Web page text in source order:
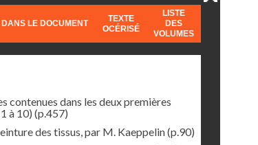
LE DOCUMENT
TEXTE
OCÉRISÉ
LISTE
DES
VOLUMES
contenues dans les deux premières
à 10) (p.457)
des tissus, par M. Kaeppelin(p.90)